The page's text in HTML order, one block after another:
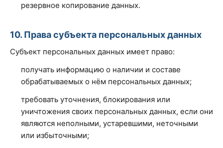
резервное копирование данных.
10. Права субъекта персональных данных
Субъект персональных данных имеет право:
получать информацию о наличии и составе
обрабатываемых о нём персональных данных;
требовать уточнения, блокирования или
уничтожения своих персональных данных, если они
являются неполными, устаревшими, неточными
или избыточными;